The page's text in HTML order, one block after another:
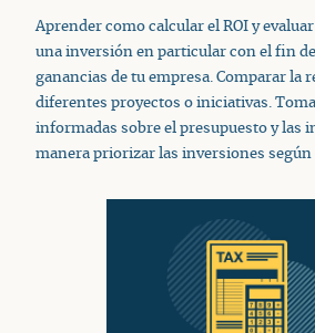
Aprender como calcular el ROI y
una inversión en particular con el fin
ganancias de tu empresa. Comparar la
diferentes proyectos o iniciativas.
informadas sobre el presupuesto y las
manera priorizar las inversiones según